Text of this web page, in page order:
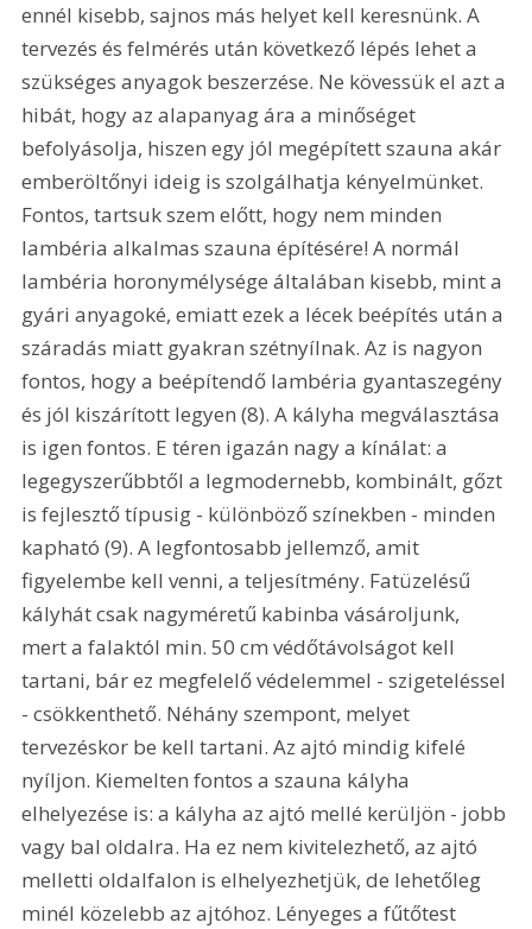
ennél kisebb, sajnos más helyet kell keresnünk. A
tervezés és felmérés után következő lépés lehet a
szükséges anyagok beszerzése. Ne kövessük el azt a
hibát, hogy az alapanyag ára a minőséget
befolyásolja, hiszen egy jól megépített szauna akár
emberöltőnyi ideig is szolgálhatja kényelmünket.
Fontos, tartsuk szem előtt, hogy nem minden
lambéria alkalmas szauna építésére! A normál
lambéria horonymélysége általában kisebb, mint a
gyári anyagoké, emiatt ezek a lécek beépítés után a
száradás miatt gyakran szétnyílnak. Az is nagyon
fontos, hogy a beépítendő lambéria gyantaszegény
és jól kiszárított legyen (8). A kályha megválasztása
is igen fontos. E téren igazán nagy a kínálat: a
legegyszerűbbtől a legmodernebb, kombinált, gőzt
is fejlesztő típusig - különböző színekben - minden
kapható (9). A legfontosabb jellemző, amit
figyelembe kell venni, a teljesítmény. Fatüzelésű
kályhát csak nagyméretű kabinba vásároljunk,
mert a falaktól min. 50 cm védőtávolságot kell
tartani, bár ez megfelelő védelemmel - szigeteléssel
- csökkenthető. Néhány szempont, melyet
tervezéskor be kell tartani. Az ajtó mindig kifelé
nyíljon. Kiemelten fontos a szauna kályha
elhelyezése is: a kályha az ajtó mellé kerüljön - jobb
vagy bal oldalra. Ha ez nem kivitelezhető, az ajtó
melletti oldalfalon is elhelyezhetjük, de lehetőleg
minél közelebb az ajtóhoz. Lényeges a fűtőtest